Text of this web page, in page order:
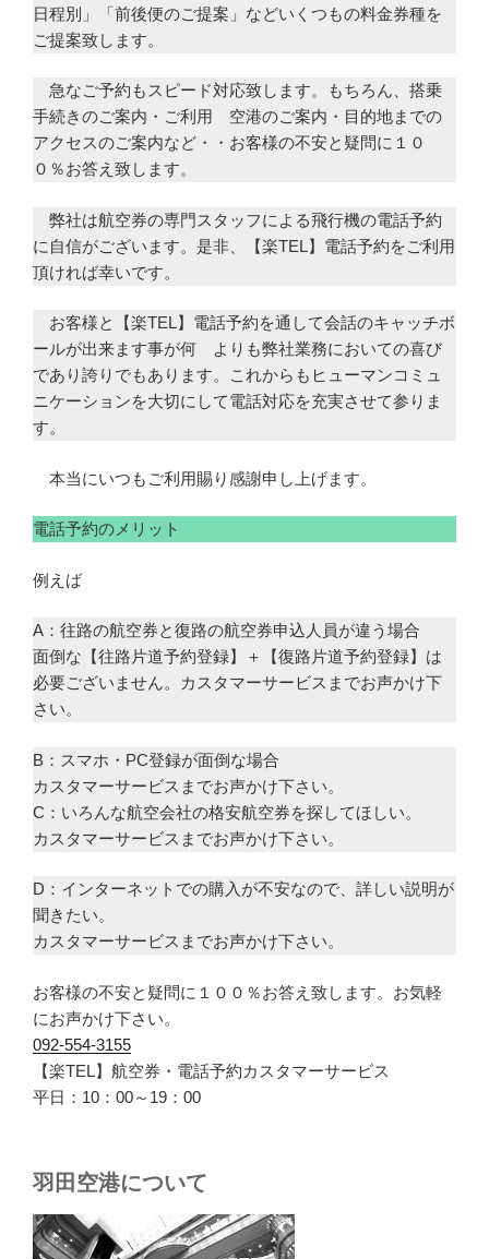
日程別」「前後便のご提案」などいくつもの料金券種を
ご提案致します。
急なご予約もスピード対応致します。もちろん、搭乗
手続きのご案内・ご利用 空港のご案内・目的地までの
アクセスのご案内など・・お客様の不安と疑問に１０
０％お答え致します。
弊社は航空券の専門スタッフによる飛行機の電話予約
に自信がございます。是非、【楽TEL】電話予約をご利用
頂ければ幸いです。
お客様と【楽TEL】電話予約を通して会話のキャッチボ
ールが出来ます事が何 よりも弊社業務においての喜び
であり誇りでもあります。これからもヒューマンコミュ
ニケーションを大切にして電話対応を充実させて参りま
す。
本当にいつもご利用賜り感謝申し上げます。
電話予約のメリット
例えば
A：往路の航空券と復路の航空券申込人員が違う場合
面倒な【往路片道予約登録】＋【復路片道予約登録】は
必要ございません。カスタマーサービスまでお声かけ下
さい。
B：スマホ・PC登録が面倒な場合
カスタマーサービスまでお声かけ下さい。
C：いろんな航空会社の格安航空券を探してほしい。
カスタマーサービスまでお声かけ下さい。
D：インターネットでの購入が不安なので、詳しい説明が
聞きたい。
カスタマーサービスまでお声かけ下さい。
お客様の不安と疑問に１００％お答え致します。お気軽
にお声かけ下さい。
092-554-3155
【楽TEL】航空券・電話予約カスタマーサービス
平日：10：00～19：00
羽田空港について